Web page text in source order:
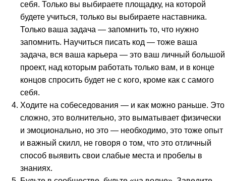
себя. Только вы выбираете площадку, на которой
будете учиться, только вы выбираете наставника.
Только ваша задача — запомнить то, что нужно
запомнить. Научиться писать код — тоже ваша
задача, вся ваша карьера — это ваш личный большой
проект, над которым работать только вам, и в конце
концов спросить будет не с кого, кроме как с самого
себя.
Ходите на собеседования — и как можно раньше. Это
сложно, это волнительно, это выматывает физически
и эмоционально, но это — необходимо, это тоже опыт
и важный скилл, не говоря о том, что это отличный
способ выявить свои слабые места и пробелы в
знаниях.